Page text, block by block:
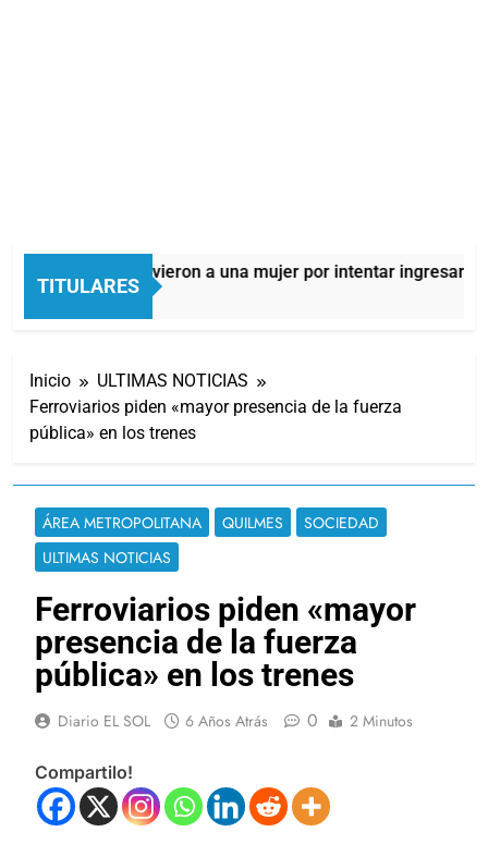
TITULARES
Quilmes: detuvieron a una mujer por intentar ingresar
4 Horas Atrás
Inicio
ULTIMAS NOTICIAS
Ferroviarios piden «mayor presencia de la fuerza
pública» en los trenes
ÁREA METROPOLITANA QUILMES
SOCIEDAD
ULTIMAS NOTICIAS
Ferroviarios piden «mayor
presencia de la fuerza
pública» en los trenes
Diario EL SOL 6 Años Atrás 0 2 Minutos
Compartilo!